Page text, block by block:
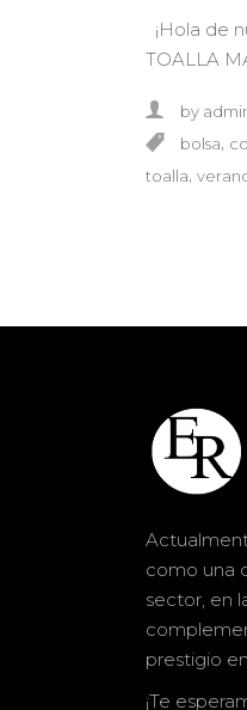
¡Hola de
TOALLA
by
bolsa,
toalla,
como una
sector, en
prestigio
¡Te